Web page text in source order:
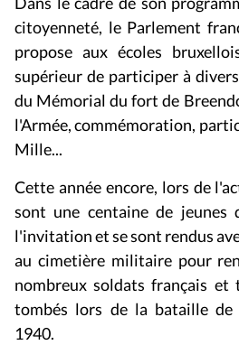
citoyenneté, le Parlement
propose aux écoles
supérieur de participer à
du Mémorial du fort de
l'Armée, commémoration,
Mille...
Cette année encore, lors de
sont une centaine de jeunes
l'invitation et se sont rendus
au cimetière militaire pour
nombreux soldats français et
tombés lors de la bataille de
1940.